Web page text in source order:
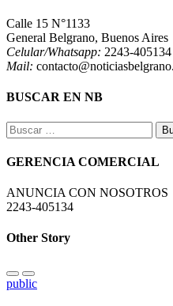
Calle 15 N°1133
General Belgrano, Buenos Aires
Celular/Whatsapp: 2243-405134
Mail:
BUSCAR EN NB
Buscar:
GERENCIA COMERCIAL
ANUNCIA CON NOSOTROS
2243-405134
Other Story
public